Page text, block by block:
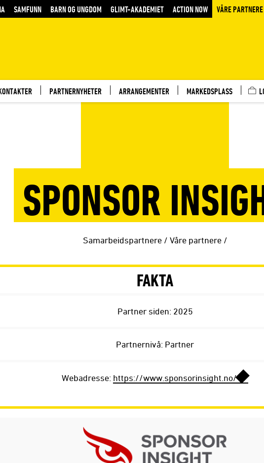
SAMFUNN BARN OG UNGDOM GLIMT-AKADEMIET ACTION NOW VÅRE PARTNERE
PARTNERNYHETER ARRANGEMENTER MARKEDSPLASS
SPONSOR
Samarbeidspartnere / Våre partnere /
FAKTA
Partner siden: 2025
Partnernivå: Partner
Webadresse: https://www.sponsorinsight.no/